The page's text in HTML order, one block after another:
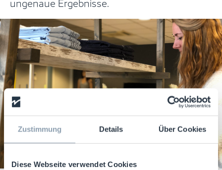
Zustimmung Details Über Cookies
Diese Webseite verwendet Cookies